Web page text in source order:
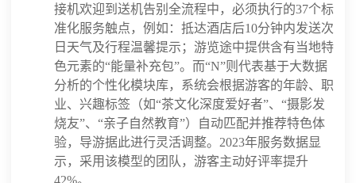
接机欢迎到送机告别全流程中，必须执行的37个标
准化服务触点，例如：抵达酒店后10分钟内发送次
日天气及行程温馨提示；游览途中提供含有当地特
色元素的“能量补充包”。而“N”则代表基于大数据
分析的个性化模块库，系统会根据游客的年龄、职
业、兴趣标签（如“茶文化深度爱好者”、“摄影发
烧友”、“亲子自然教育”）自动匹配并推荐特色体
验，导游据此进行灵活调整。2023年服务数据显
示，采用该模型的团队，游客主动好评率提升